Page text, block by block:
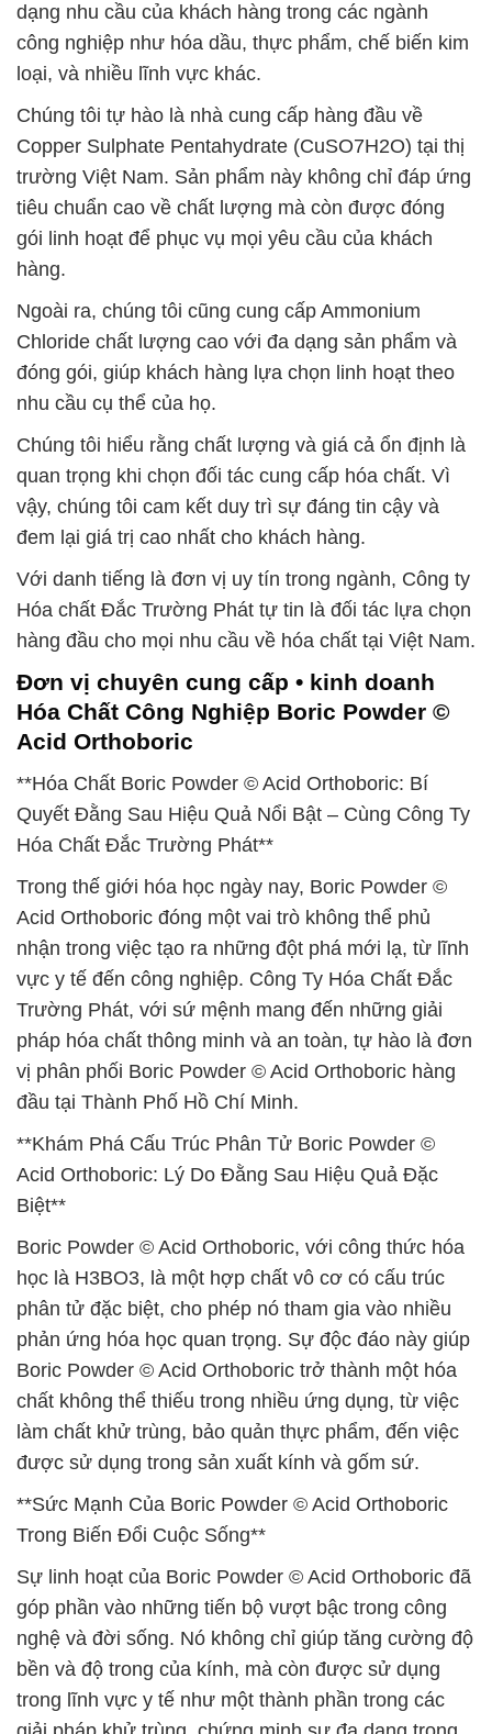
dạng nhu cầu của khách hàng trong các ngành
công nghiệp như hóa dầu, thực phẩm, chế biến kim
loại, và nhiều lĩnh vực khác.
Chúng tôi tự hào là nhà cung cấp hàng đầu về
Copper Sulphate Pentahydrate (CuSO7H2O) tại thị
trường Việt Nam. Sản phẩm này không chỉ đáp ứng
tiêu chuẩn cao về chất lượng mà còn được đóng
gói linh hoạt để phục vụ mọi yêu cầu của khách
hàng.
Ngoài ra, chúng tôi cũng cung cấp Ammonium
Chloride chất lượng cao với đa dạng sản phẩm và
đóng gói, giúp khách hàng lựa chọn linh hoạt theo
nhu cầu cụ thể của họ.
Chúng tôi hiểu rằng chất lượng và giá cả ổn định là
quan trọng khi chọn đối tác cung cấp hóa chất. Vì
vậy, chúng tôi cam kết duy trì sự đáng tin cậy và
đem lại giá trị cao nhất cho khách hàng.
Với danh tiếng là đơn vị uy tín trong ngành, Công ty
Hóa chất Đắc Trường Phát tự tin là đối tác lựa chọn
hàng đầu cho mọi nhu cầu về hóa chất tại Việt Nam.
Đơn vị chuyên cung cấp • kinh doanh
Hóa Chất Công Nghiệp Boric Powder ©
Acid Orthoboric
**Hóa Chất Boric Powder © Acid Orthoboric: Bí
Quyết Đằng Sau Hiệu Quả Nổi Bật – Cùng Công Ty
Hóa Chất Đắc Trường Phát**
Trong thế giới hóa học ngày nay, Boric Powder ©
Acid Orthoboric đóng một vai trò không thể phủ
nhận trong việc tạo ra những đột phá mới lạ, từ lĩnh
vực y tế đến công nghiệp. Công Ty Hóa Chất Đắc
Trường Phát, với sứ mệnh mang đến những giải
pháp hóa chất thông minh và an toàn, tự hào là đơn
vị phân phối Boric Powder © Acid Orthoboric hàng
đầu tại Thành Phố Hồ Chí Minh.
**Khám Phá Cấu Trúc Phân Tử Boric Powder ©
Acid Orthoboric: Lý Do Đằng Sau Hiệu Quả Đặc
Biệt**
Boric Powder © Acid Orthoboric, với công thức hóa
học là H3BO3, là một hợp chất vô cơ có cấu trúc
phân tử đặc biệt, cho phép nó tham gia vào nhiều
phản ứng hóa học quan trọng. Sự độc đáo này giúp
Boric Powder © Acid Orthoboric trở thành một hóa
chất không thể thiếu trong nhiều ứng dụng, từ việc
làm chất khử trùng, bảo quản thực phẩm, đến việc
được sử dụng trong sản xuất kính và gốm sứ.
**Sức Mạnh Của Boric Powder © Acid Orthoboric
Trong Biến Đổi Cuộc Sống**
Sự linh hoạt của Boric Powder © Acid Orthoboric đã
góp phần vào những tiến bộ vượt bậc trong công
nghệ và đời sống. Nó không chỉ giúp tăng cường độ
bền và độ trong của kính, mà còn được sử dụng
trong lĩnh vực y tế như một thành phần trong các